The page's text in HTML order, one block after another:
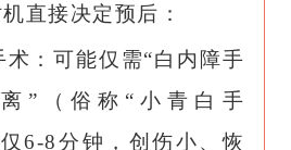
直接决定预后：
术：可能仅需“白内障手
”（俗称“ 小青白手
6-8分钟，创伤小、恢